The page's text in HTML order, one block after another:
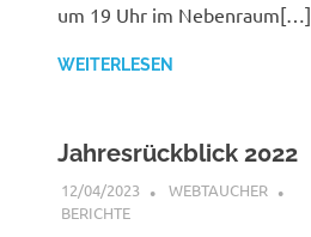
um 19 Uhr im Nebenraum[…]
WEITERLESEN
Jahresrückblick 2022
12/04/2023
WEBTAUCHER
BERICHTE